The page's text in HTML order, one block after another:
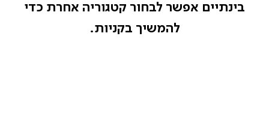
בינתיים אפשר לבחור קטגוריה אחרת כדי
להמשיך בקניות.